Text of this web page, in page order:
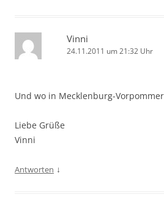
Vinni
24.11.2011 um 21:32 Uhr
Und wo in Mecklenburg-
Liebe Grüße
Vinni
Antworten ↓